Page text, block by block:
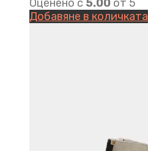
Оценено с 5.00 от 5
Добавяне в количката